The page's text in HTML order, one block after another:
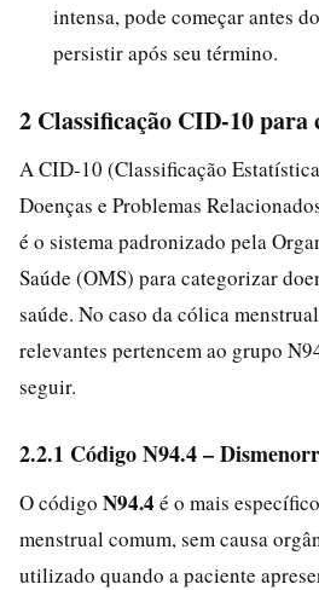
intensa, pode começar antes
persistir após seu término.
2 Classificação CID-10
A CID-10 (Classificação
Doenças e Problemas
é o sistema padronizado pela
Saúde (OMS) para categorizar
saúde. No caso da cólica
relevantes pertencem ao grupo
seguir.
2.2.1 Código N94.4 –
O código N94.4 é o mais
menstrual comum, sem causa
utilizado quando a paciente